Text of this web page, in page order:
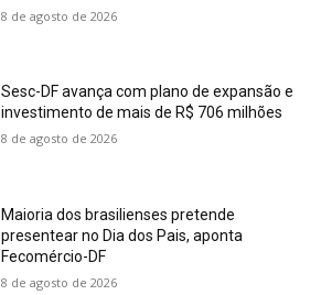
8 de agosto de 2026
Sesc-DF avança com plano de expansão e
investimento de mais de R$ 706 milhões
8 de agosto de 2026
Maioria dos brasilienses pretende
presentear no Dia dos Pais, aponta
Fecomércio-DF
8 de agosto de 2026